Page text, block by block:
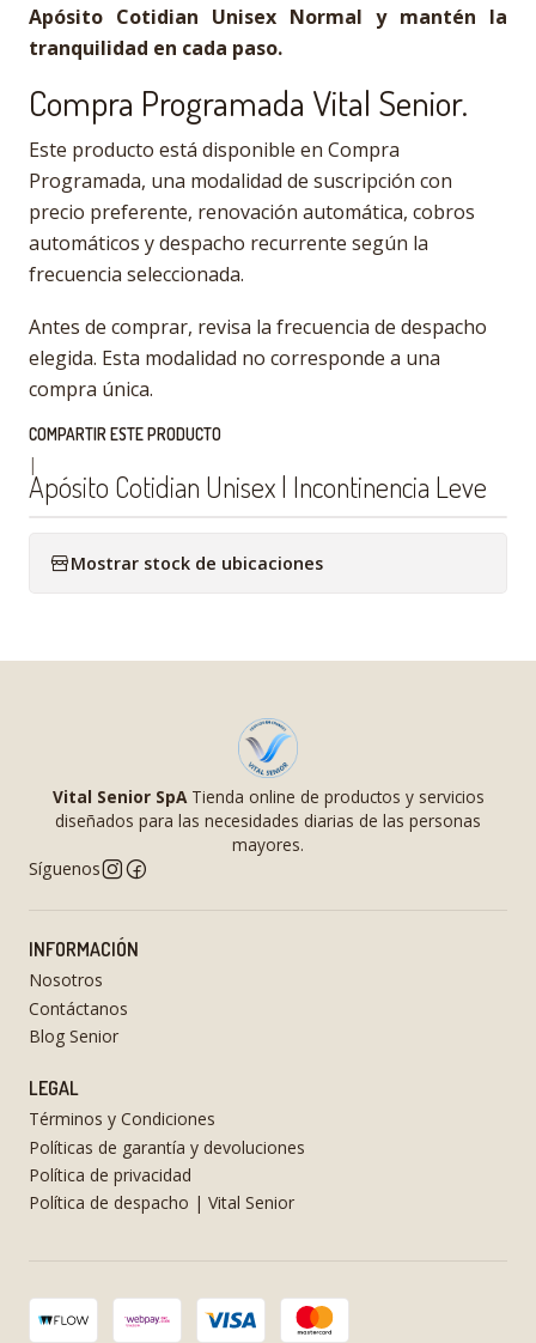
Apósito Cotidian Unisex Normal y mantén la
tranquilidad en cada paso.
Compra Programada Vital Senior.
Este producto está disponible en Compra
Programada, una modalidad de suscripción con
precio preferente, renovación automática, cobros
automáticos y despacho recurrente según la
frecuencia seleccionada.
Antes de comprar, revisa la frecuencia de despacho
elegida. Esta modalidad no corresponde a una
compra única.
COMPARTIR ESTE PRODUCTO
|
Apósito Cotidian Unisex | Incontinencia Leve
Mostrar stock de ubicaciones
Vital Senior SpATienda online de productos y servicios
diseñados para las necesidades diarias de las personas
mayores.
Síguenos
INFORMACIÓN
Nosotros
Contáctanos
Blog Senior
LEGAL
Términos y Condiciones
Políticas de garantía y devoluciones
Política de privacidad
Política de despacho | Vital Senior